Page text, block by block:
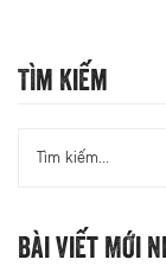
Tìm Kiếm
Bài Viết Mới